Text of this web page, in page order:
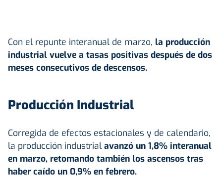
Con el repunte interanual de marzo, la producción
industrial vuelve a tasas positivas después de dos
meses consecutivos de descensos.
Producción Industrial
Corregida de efectos estacionales y de calendario,
la producción industrial avanzó un 1,8% interanual
en marzo, retomando también los ascensos tras
haber caído un 0,9% en febrero.